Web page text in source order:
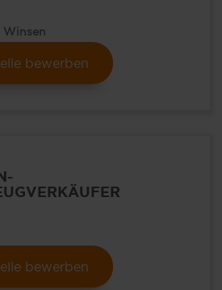
Winsen
bewerben
bewerben